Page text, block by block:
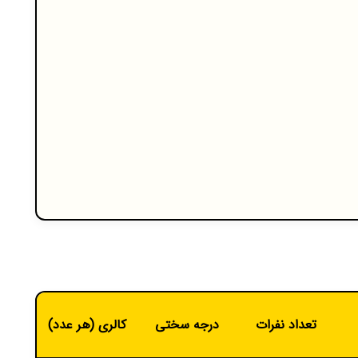
تعداد نفرات درجه سختی کالری (هر عدد)